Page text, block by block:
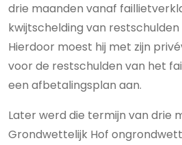
drie maanden vanaf
kwijtschelding van
Hierdoor moest hij met zijn
voor de restschulden van het
een afbetalingsplan aan.
Later werd die termijn van drie
Grondwettelijk Hof